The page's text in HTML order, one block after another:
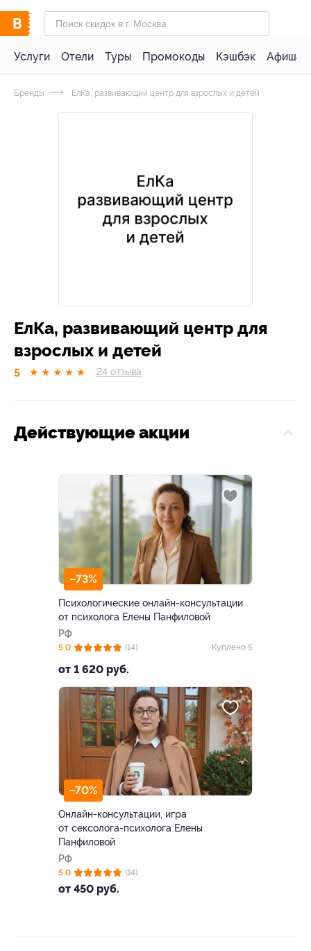
Услуги Отели Туры Промокоды Кэшбэк Афиша
Бренды ЕлКа, развивающий центр для взрослых и детей
ЕлКа, развивающий центр для
взрослых и детей
5 ★ ★ ★ ★ ★ 24 отзывa
Действующие акции
–73%
Психологические онлайн-консультации
от психолога Елены Панфиловой
РФ
от 1 620 руб.
5.0 (14) Куплено 5
–70%
Онлайн-консультации, игра
от сексолога-психолога Елены
Панфиловой
РФ
от 450 руб.
5.0 (14)